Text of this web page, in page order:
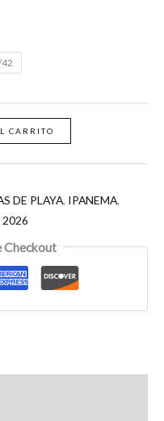
CARRITO
DE PLAYA, IPANEMA,
2026
Checkout